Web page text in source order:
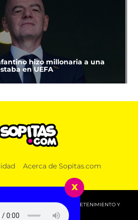
hizo millonaria a una
en UEFA
Acerca de Sopitas.com
NOTICIAS, DEPORTES, ENTRETENIMIENTO Y
x